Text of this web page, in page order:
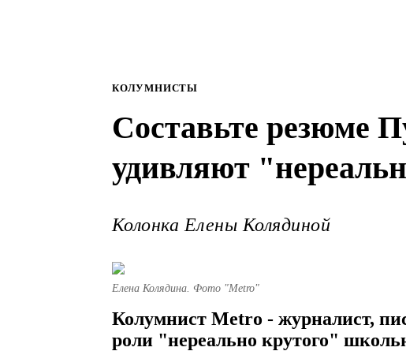
КОЛУМНИСТЫ
Составьте резюме
удивляют
Колонка Елены Колядиной
Елена Колядина. Фото "Metro"
Колумнист Metro - журналист,
роли "нереально крутого"